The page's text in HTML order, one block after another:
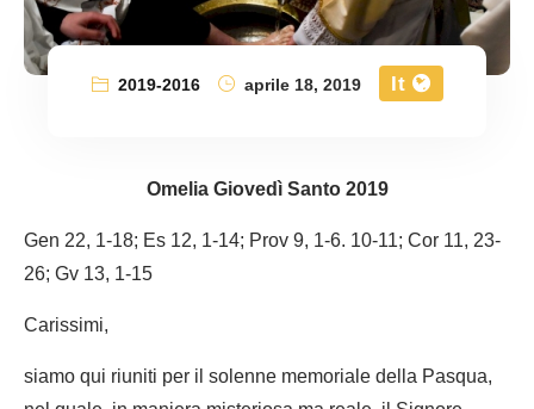
2019-2016 aprile 18, 2019 It
Omelia Giovedì Santo 2019
Gen 22, 1-18; Es 12, 1-14; Prov 9, 1-6. 10-11; Cor 11, 23-
26; Gv 13, 1-15
Carissimi,
siamo qui riuniti per il solenne memoriale della Pasqua,